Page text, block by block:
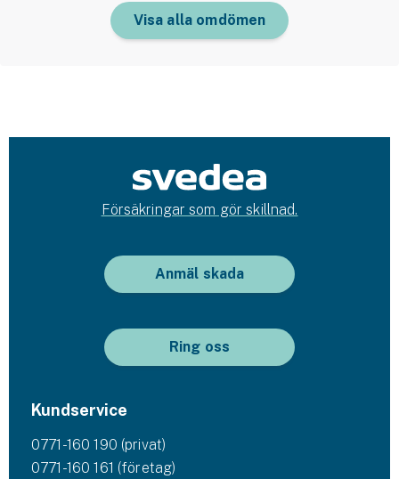
Visa alla omdömen
Försäkringar som gör skillnad.
Anmäl skada
Ring oss
Kundservice
0771-160 190 (privat)
0771-160 161 (företag)